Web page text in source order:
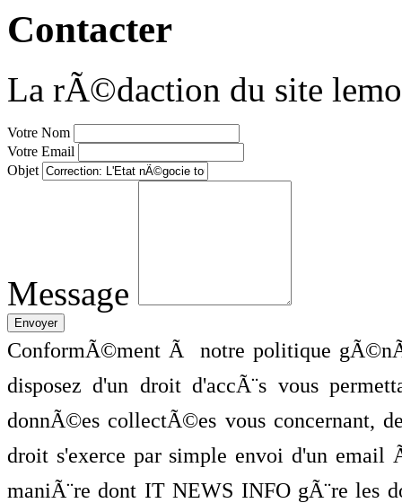
Contacter
La rÃ©daction du site
Votre Nom
Votre Email
Objet
Message
ConformÃ©ment Ã notre politique
disposez d'un droit d'accÃ¨s vous
donnÃ©es collectÃ©es vous concernant,
droit s'exerce par simple envoi d'un
maniÃ¨re dont IT NEWS INFO gÃ¨re les